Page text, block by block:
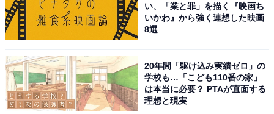
大分市稙田地区にある「七瀬川自然公園」は、七瀬川の
河川改修事業とあわせて整備された大型の自然公園で
す。
い、「業と罪」を描く『映画ち
いかわ』から強く連想した映画
8選
20年間「駆け込み実績ゼロ」の
学校も…「こども110番の家」
は本当に必要？ PTAが直面する
理想と現実